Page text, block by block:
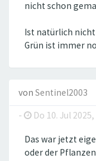
nicht schon
Ist natürlich nicht
Grün ist immer
von Sentinel2003
-
Do 10. Jul 2025,
Das war jetzt
oder der